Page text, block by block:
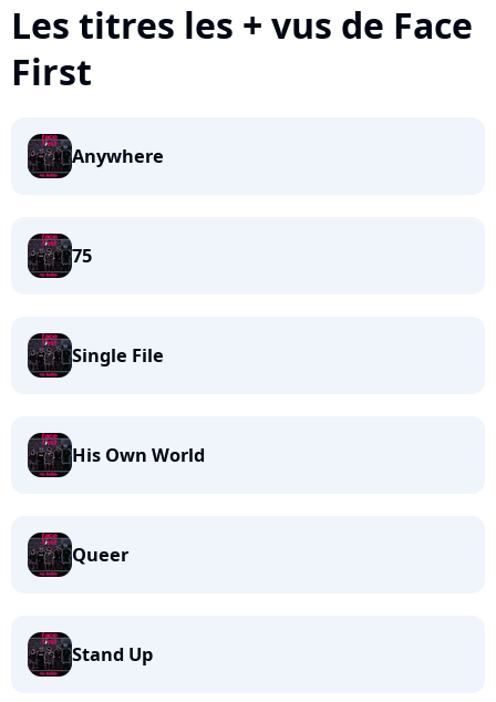
Les titres les + vus de Face
First
Anywhere
75
Single File
His Own World
Queer
Stand Up